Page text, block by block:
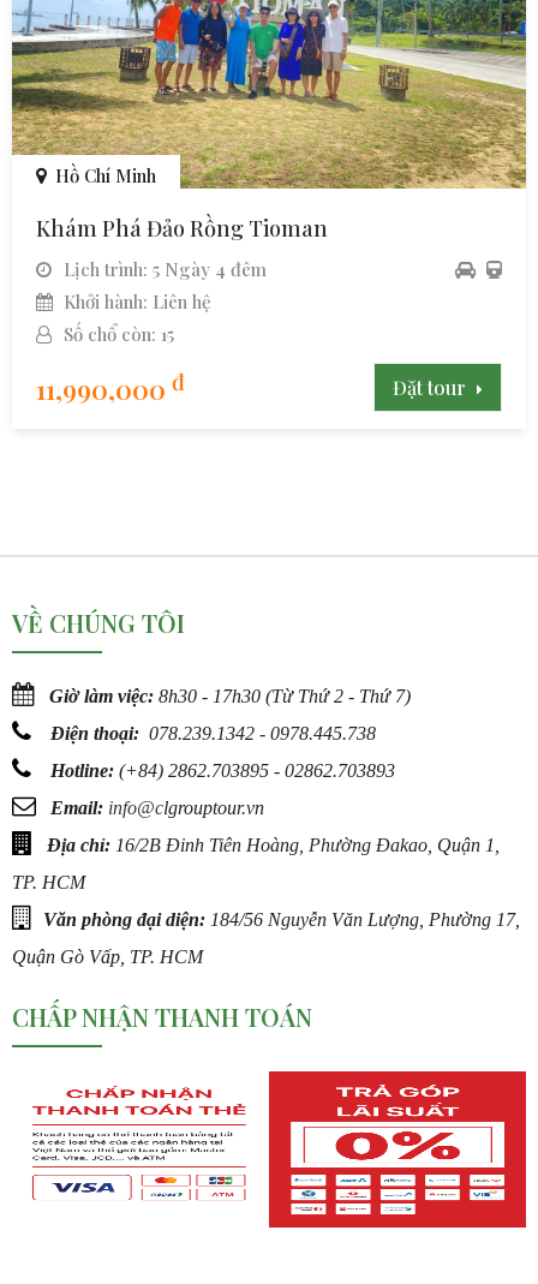
Hồ Chí Minh
Khám Phá Đảo Rồng Tioman
Lịch trình: 5 Ngày 4 đêm
Khởi hành: Liên hệ
Số chổ còn: 15
11,990,000 đ Đặt tour
VỀ CHÚNG TÔI
Giờ làm việc: 8h30 - 17h30 (Từ Thứ 2 - Thứ 7)
Điện thoại: 078.239.1342 - 0978.445.738
Hotline: (+84) 2862.703895 - 02862.703893
Email: info@clgrouptour.vn
Địa chỉ: 16/2B Đinh Tiên Hoàng, Phường Đakao, Quận 1,
TP. HCM
Văn phòng đại diện: 184/56 Nguyễn Văn Lượng, Phường 17,
Quận Gò Vấp, TP. HCM
CHẤP NHẬN THANH TOÁN